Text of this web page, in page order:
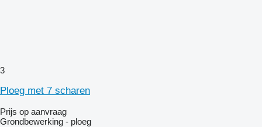
3
Ploeg met 7 scharen
Prijs op aanvraag
Grondbewerking - ploeg